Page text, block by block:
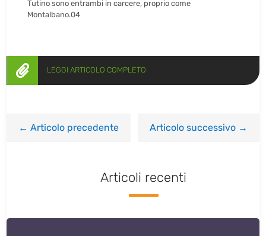
Tutino sono entrambi in carcere, proprio come
Montalbano.04
 LEGGI ARTICOLO COMPLETO
←Articolo precedente Articolo successivo→
Articoli recenti